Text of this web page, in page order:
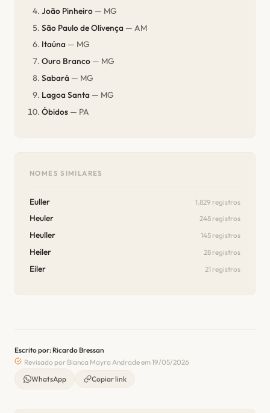
João Pinheiro — MG
São Paulo de Olivença — AM
Itaúna — MG
Ouro Branco — MG
Sabará — MG
Lagoa Santa — MG
Óbidos — PA
NOMES SIMILARES
Euller 1.829 registros
Heuler 248 registros
Heuller 145 registros
Heiler 28 registros
Eiler 21 registros
Escrito por: Ricardo Bressan
Revisado por Bianca Mayra Andrade em 19/05/2026
WhatsApp
Copiar link